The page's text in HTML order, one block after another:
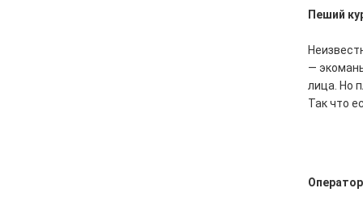
Пеший
—
лица. Но
Так что